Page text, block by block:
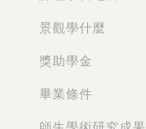
景觀學什麼
獎助學金
畢業條件